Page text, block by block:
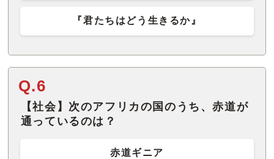
『君たちはどう生きるか』
Q.6
【社会】次のアフリカの国のうち、赤道が
通っているのは？
赤道ギニア